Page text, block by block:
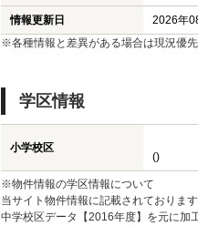
情報更新日 2026年
※各種情報と差異がある場合は現況優
学区情報
小学校区
()
※物件情報の学区情報について
当サイト物件情報に記載されておりま
中学校区データ【2016年度】を元に加